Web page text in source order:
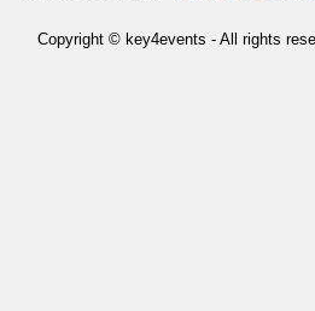
Copyright © key4events - All rights